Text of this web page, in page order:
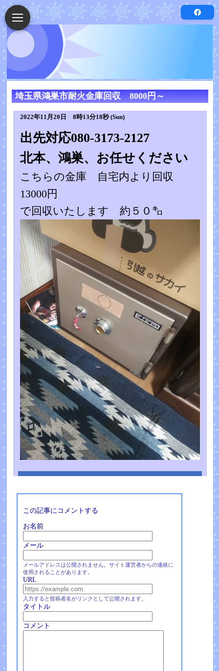
埼玉県鴻巣市耐火金庫回収 8000円～
2022年11月20日 8時13分18秒 (Sun)
出先対応080-3173-2127
北本、鴻巣、お任せください
こちらの金庫 自宅内より回収
13000円
で回収いたします 約５０㌔
この記事にコメントする
お名前
メール
メールアドレスは公開されません。サイト運営者からの連絡に
使用されることがあります。
URL
入力すると投稿者名がリンクとして公開されます。
タイトル
コメント